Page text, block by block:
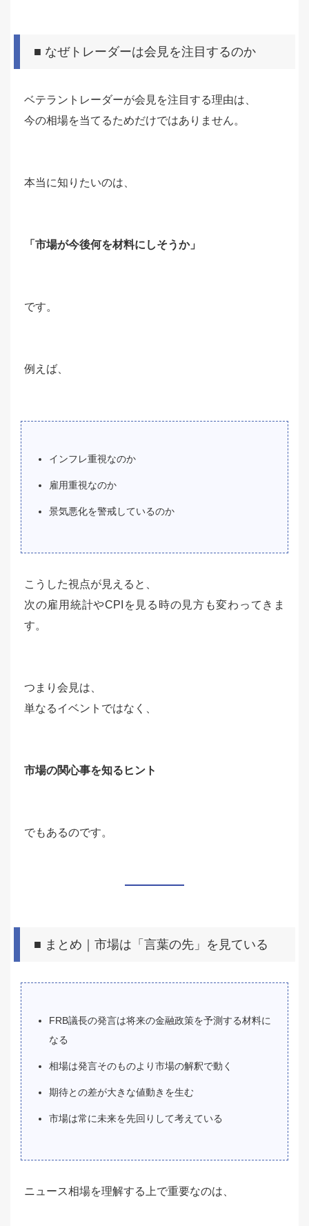
■ なぜトレーダーは会見を注目するのか
ベテラントレーダーが会見を注目する理由は、
今の相場を当てるためだけではありません。
本当に知りたいのは、
「市場が今後何を材料にしそうか」
です。
例えば、
インフレ重視なのか
雇用重視なのか
景気悪化を警戒しているのか
こうした視点が見えると、
次の雇用統計やCPIを見る時の見方も変わってきま
す。
つまり会見は、
単なるイベントではなく、
市場の関心事を知るヒント
でもあるのです。
■ まとめ｜市場は「言葉の先」を見ている
FRB議長の発言は将来の金融政策を予測する材料に
なる
相場は発言そのものより市場の解釈で動く
期待との差が大きな値動きを生む
市場は常に未来を先回りして考えている
ニュース相場を理解する上で重要なのは、